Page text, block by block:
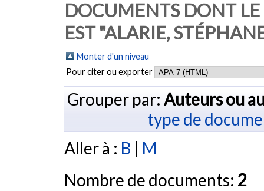
DOCUMENTS DONT
EST "ALARIE,
Monter d'un niveau
Pour citer ou exporter
Grouper par: Auteurs ou
type de
Aller à : B | M
Nombre de documents: 2